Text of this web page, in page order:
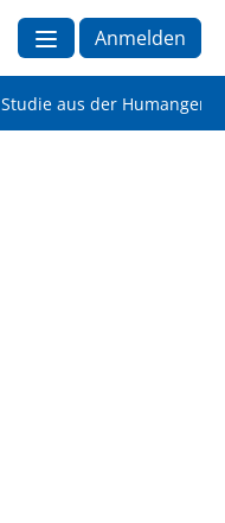
Anmelden
Studie aus der